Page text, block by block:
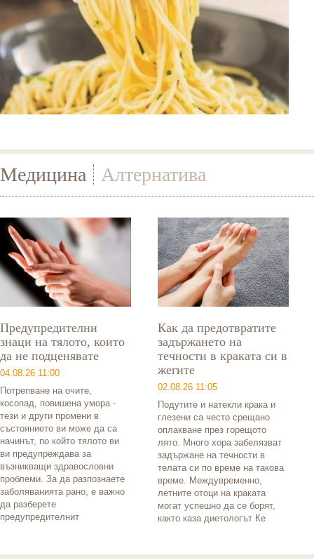
Предупредителни
знаци на тялото, които
да не подценявате
04.08.26 11:00
Потрепване на очите,
косопад, повишена умора -
тези и други промени в
състоянието ви може да са
начинът, по който тялото ви
ви предупреждава за
възникващи здравословни
проблеми. За да разпознаете
заболяванията рано, е важно
да разберете
предупредителнит
Как да предотвратите
задържането на
течности в краката си в
жегите
02.08.26 11:05
Подутите и натекли крака и
глезени са често срещано
оплакване през горещото
лято. Много хора забелязват
задържане на течности в
телата си по време на такова
време. Междувременно,
летните отоци на краката
могат успешно да се борят,
както каза диетологът Ке
Медицина Алтернатива